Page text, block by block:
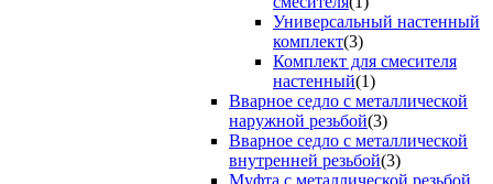
Универсальный настенный
комплект(3)
Комплект для смесителя
настенный(1)
Вварное седло с металлической
наружной резьбой(3)
Вварное седло с металлической
внутренней резьбой(3)